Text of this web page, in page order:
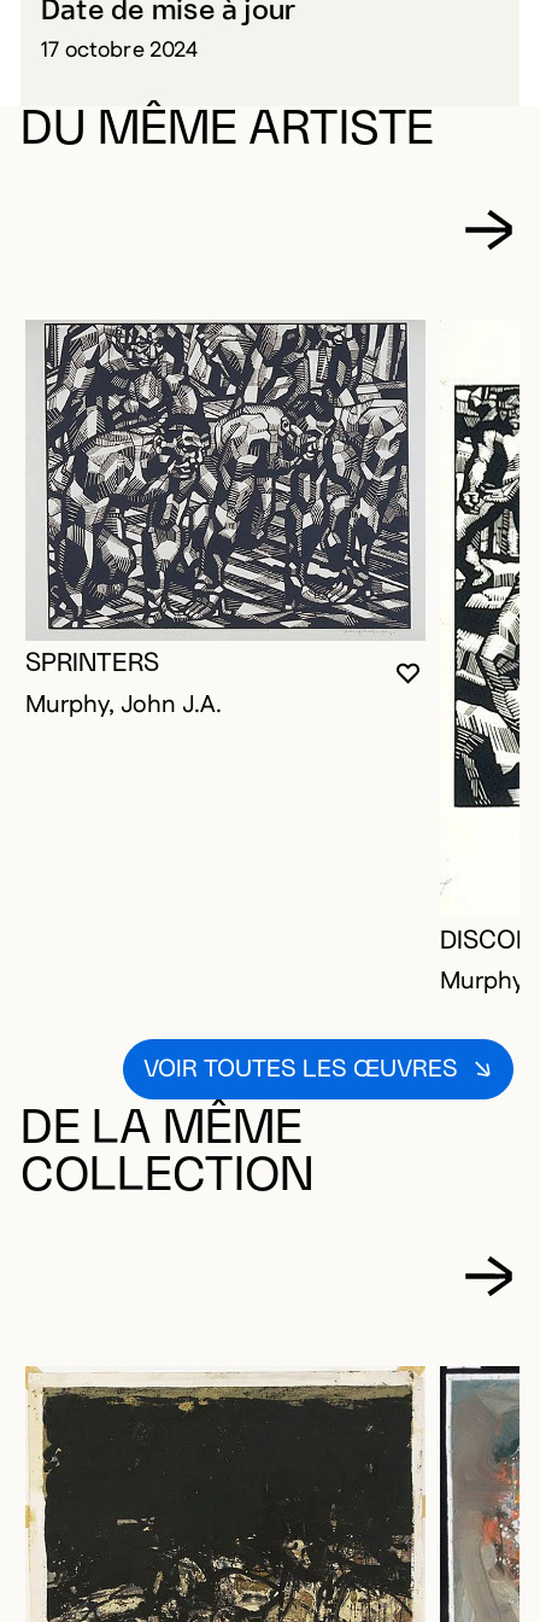
Date de mise à jour
17 octobre 2024
DU MÊME ARTISTE
VOUS
FERMER
OUVRIR LA
SPRINTERS
Murphy, John J.A.
Murphy,
VOIR TOUTES LES ŒUVRES
DE LA MÊME
COLLECTION